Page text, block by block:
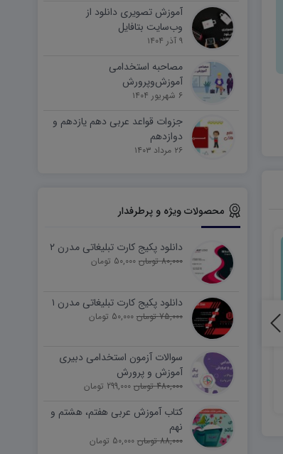
دانلود نمونه سوالات امتحانی
علوم و فنون ادبی یازدهم نوبت
اول ۱۴۰۳ word
40,000 تومان
دانلود نمونه
آموزش تصویری دانلود از
وب‌سایت بتافایل
۹ آذر ۱۴۰۴
مصاحبه استخدامی
آموزش‌وپرورش
۶ شهریور ۱۴۰۴
جزوات قواعد عربی دهم یازدهم و
دوازدهم
۲۶ مرداد ۱۴۰۳
محصولات ویژه و پرطرفدار
دانلود پکیج کارت تبلیغاتی مدرن ۲
80,000 تومان 50,000 تومان
دانلود پکیج کارت تبلیغاتی مدرن ۱
75,000 تومان 50,000 تومان
سوالات آزمون استخدامی دبیری
آموزش و پرورش
480,000 تومان 299,000 تومان
کتاب آموزش عربی هفتم، هشتم و
نهم
88,000 تومان 50,000 تومان